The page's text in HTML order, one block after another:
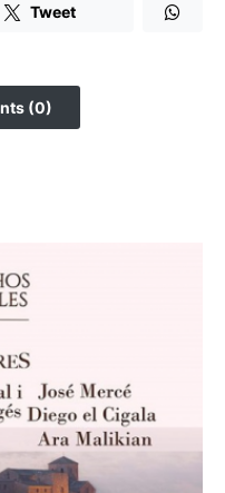
Tweet
(0)